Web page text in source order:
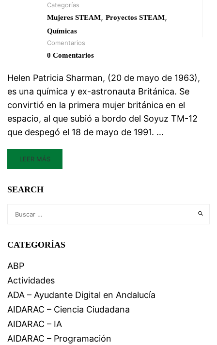
Categorías
Mujeres STEAM, Proyectos STEAM,
Químicas
Comentarios
0 Comentarios
Helen Patricia Sharman, (20 de mayo de 1963),
es una química y ex-astronauta Británica. Se
convirtió en la primera mujer británica en el
espacio, al que subió a bordo del Soyuz TM-12
que despegó el 18 de mayo de 1991. …
LEER MÁS
SEARCH
CATEGORÍAS
ABP
Actividades
ADA – Ayudante Digital en Andalucía
AIDARAC – Ciencia Ciudadana
AIDARAC – IA
AIDARAC – Programación